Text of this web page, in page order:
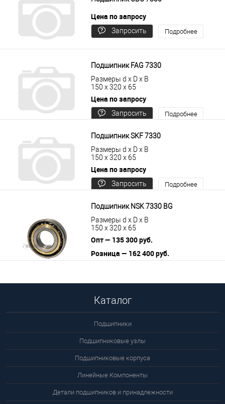
Цена по запросу
Запросить
Подробнее
Подшипник FAG 7330
Размеры d x D x B
150 x 320 x 65
Цена по запросу
Запросить
Подробнее
Подшипник SKF 7330
Размеры d x D x B
150 x 320 x 65
Цена по запросу
Запросить
Подробнее
Подшипник NSK 7330 BG
Размеры d x D x B
150 x 320 x 65
Опт — 135 300 руб.
Розница — 162 400 руб.
Каталог
Подшипники
Подшипниковые узлы
Подшипниковые корпуса
Линейные Компоненты
Детали подшипников и принадлежности